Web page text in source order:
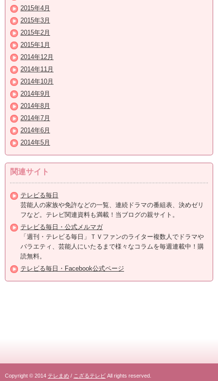
2015年4月
2015年3月
2015年2月
2015年1月
2014年12月
2014年11月
2014年10月
2014年9月
2014年8月
2014年7月
2014年6月
2014年5月
関連サイト
テレビる毎日
芸能人の家族や免許などの一覧、連続ドラマの番組表、決めゼリ
フなど。テレビ関連資料も満載！当ブログの親サイト。
テレビる毎日・公式メルマガ
「週刊・テレビる毎日」ＴＶファンのライター複数人でドラマや
バラエティ、芸能人にいたるまで様々なコラムを毎週連載中！購
読無料。
テレビる毎日・Facebook公式ページ
Copyright © 2014 テレまめ / こざるテレビ All rights reserved.